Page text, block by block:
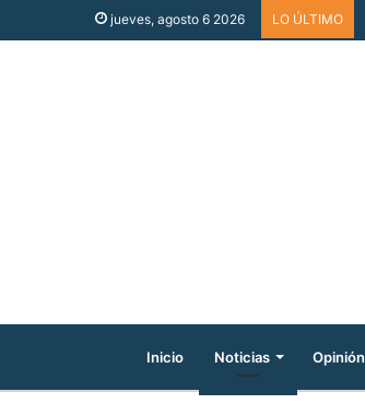
jueves, agosto 6 2026 LO ÚLTIMO
Inicio Noticias Opinión